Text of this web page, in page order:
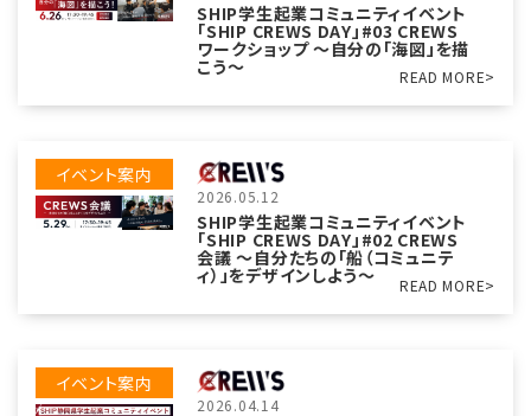
SHIP学生起業コミュニティイベント
「SHIP CREWS DAY」#03 CREWS
ワークショップ 〜自分の「海図」を描
こう〜 READ MORE>
イベント案内
2026.05.12
SHIP学生起業コミュニティイベント
「SHIP CREWS DAY」#02 CREWS
会議 〜自分たちの「船（コミュニテ
ィ）」をデザインしよう〜 READ MORE>
イベント案内
2026.04.14